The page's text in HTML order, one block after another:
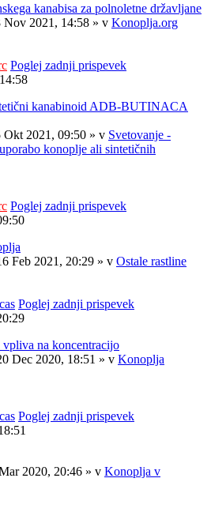
kanabisa za polnoletne državljane
Nov 2021, 14:58 » v Konoplja.org
Poglej zadnji prispevek
kanabinoid ADB-BUTINACA
Okt 2021, 09:50 » v Svetovanje -
konoplje ali sintetičnih
Poglej zadnji prispevek
Feb 2021, 20:29 » v Ostale rastline
Poglej zadnji prispevek
na koncentracijo
Dec 2020, 18:51 » v Konoplja
Poglej zadnji prispevek
2020, 20:46 » v Konoplja v